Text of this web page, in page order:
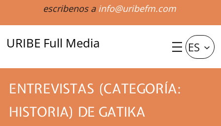
escribenos a info@uribefm.com
URIBE Full Media ES
ENTREVISTAS (CATEGORÍA:
HISTORIA) DE GATIKA